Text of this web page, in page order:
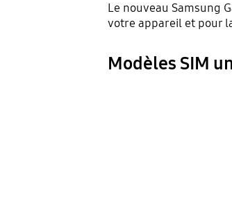
Le nouveau Samsung
votre appareil et pour
Modèles SIM